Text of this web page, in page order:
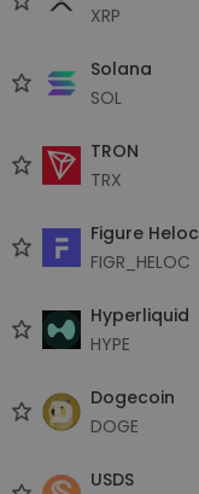
XRP
Solana
SOL
TRON
TRX
Figure Heloc
FIGR_HELOC
Hyperliquid
HYPE
Dogecoin
DOGE
USDS